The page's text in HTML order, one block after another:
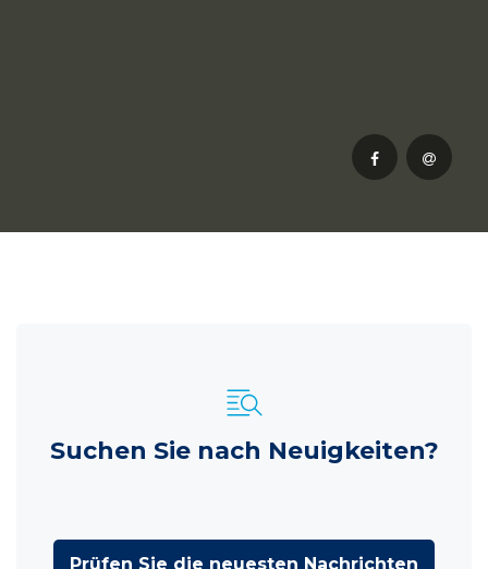
Suchen Sie nach Neuigkeiten?
Prüfen Sie die neuesten Nachrichten